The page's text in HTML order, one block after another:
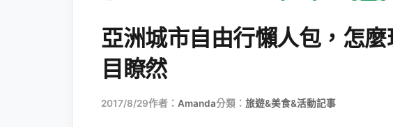
亞洲城市自由行懶人包，怎
目瞭然
2017/8/29作者： Amanda分類： 旅遊&美食&活動記事